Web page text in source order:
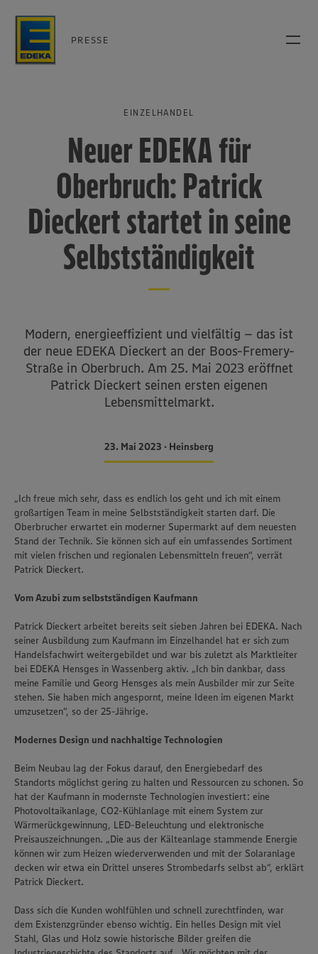
PRESSE
EINZELHANDEL
Neuer EDEKA für
Oberbruch: Patrick
Dieckert startet in seine
Selbstständigkeit
Modern, energieeffizient und vielfältig – das ist
der neue EDEKA Dieckert an der Boos-Fremery-
Straße in Oberbruch. Am 25. Mai 2023 eröffnet
Patrick Dieckert seinen ersten eigenen
Lebensmittelmarkt.
23. Mai 2023 • Heinsberg
„Ich freue mich sehr, dass es endlich los geht und ich mit einem
großartigen Team in meine Selbstständigkeit starten darf. Die
Oberbrucher erwartet ein moderner Supermarkt auf dem neuesten
Stand der Technik. Sie können sich auf ein umfassendes Sortiment
mit vielen frischen und regionalen Lebensmitteln freuen“, verrät
Patrick Dieckert.
Vom Azubi zum selbstständigen Kaufmann
Patrick Dieckert arbeitet bereits seit sieben Jahren bei EDEKA. Nach
seiner Ausbildung zum Kaufmann im Einzelhandel hat er sich zum
Handelsfachwirt weitergebildet und war bis zuletzt als Marktleiter
bei EDEKA Hensges in Wassenberg aktiv. „Ich bin dankbar, dass
meine Familie und Georg Hensges als mein Ausbilder mir zur Seite
stehen. Sie haben mich angespornt, meine Ideen im eigenen Markt
umzusetzen“, so der 25-Jährige.
Modernes Design und nachhaltige Technologien
Beim Neubau lag der Fokus darauf, den Energiebedarf des
Standorts möglichst gering zu halten und Ressourcen zu schonen. So
hat der Kaufmann in modernste Technologien investiert: eine
Photovoltaikanlage, CO2-Kühlanlage mit einem System zur
Wärmerückgewinnung, LED-Beleuchtung und elektronische
Preisauszeichnungen. „Die aus der Kälteanlage stammende Energie
können wir zum Heizen wiederverwenden und mit der Solaranlage
decken wir etwa ein Drittel unseres Strombedarfs selbst ab“, erklärt
Patrick Dieckert.
Dass sich die Kunden wohlfühlen und schnell zurechtfinden, war
dem Existenzgründer ebenso wichtig. Ein helles Design mit viel
Stahl, Glas und Holz sowie historische Bilder greifen die